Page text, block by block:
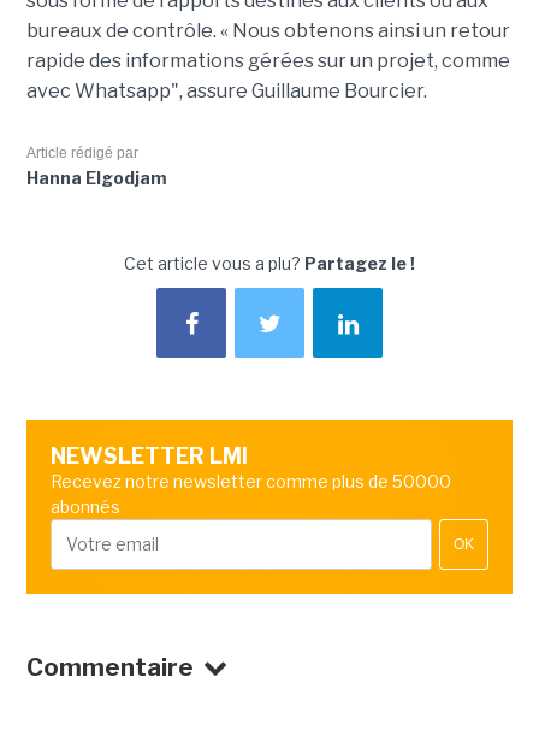
bureaux de contrôle. « Nous obtenons ainsi un retour
rapide des informations gérées sur un projet, comme
avec Whatsapp", assure Guillaume Bourcier.
Article rédigé par
Hanna Elgodjam
Cet article vous a plu? Partagez le !
NEWSLETTER LMI
Recevez notre newsletter comme plus de 50000
abonnés
OK
Commentaire